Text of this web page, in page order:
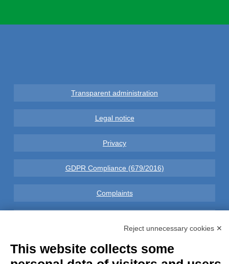
Transparent administration
Legal notice
Privacy
GDPR Compliance (679/2016)
Complaints
Contacts
Reject unnecessary cookies ✕
This website collects some